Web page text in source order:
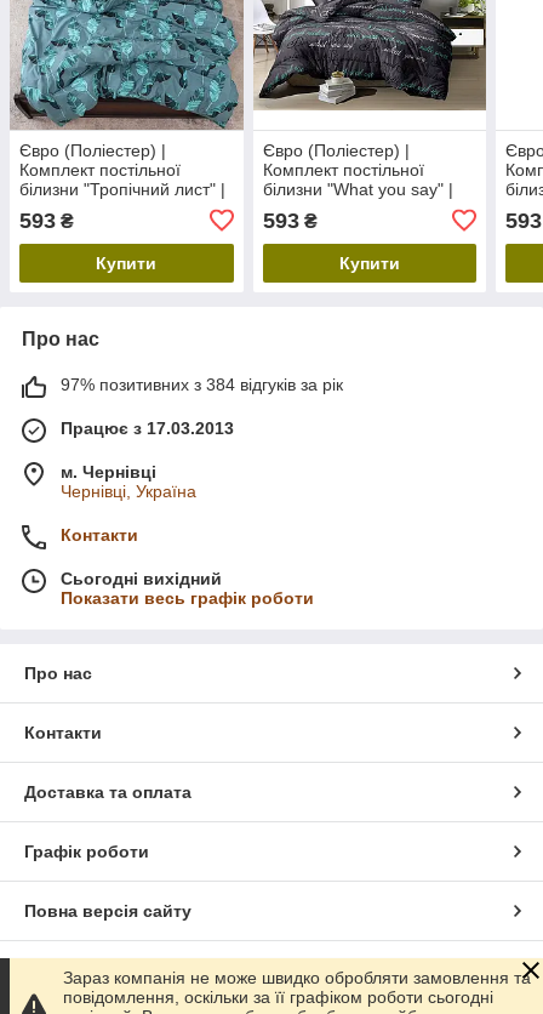
Євро (Поліестер) |
Комплект постільної
білизни "Тропічний лист" |
Простирадло 200х220 см
593 ₴
Купити
Євро (Поліестер) |
Комплект постільної
білизни "What you say" |
Простирадло 200х220 см
593₴
Купити
593
Про нас
97% позитивних з 384 відгуків за рік
Працює з 17.03.2013
м. Чернівці
Чернівці, Україна
Контакти
Сьогодні вихідний
Показати весь графік роботи
Про нас
Контакти
Доставка та оплата
Графік роботи
Повна версія сайту
Сайт створено на маркетплейсі Prom.ua
Зараз компанія не може швидко обробляти замовлення та
повідомлення, оскільки за її графіком роботи сьогодні